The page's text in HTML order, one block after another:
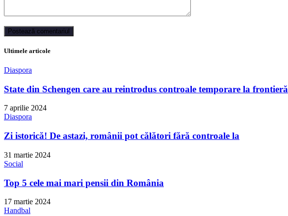
Ultimele articole
Diaspora
State din Schengen care au reintrodus controale temporare la frontieră
7 aprilie 2024
Diaspora
Zi istorică! De astazi, românii pot călători fără controale la
31 martie 2024
Social
Top 5 cele mai mari pensii din România
17 martie 2024
Handbal